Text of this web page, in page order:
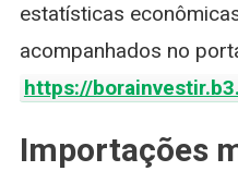
estatísticas
acompanhados no
https://
Importações